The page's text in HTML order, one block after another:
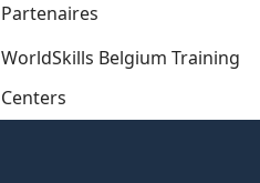
Partenaires
WorldSkills Belgium Training
Centers